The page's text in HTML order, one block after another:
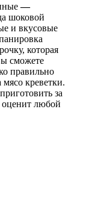
—
шоковой
и вкусовые
которая
сможете
правильно
креветки.
за
любой